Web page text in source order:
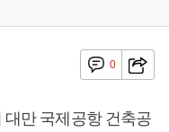
0
대만 국제공항 건축공